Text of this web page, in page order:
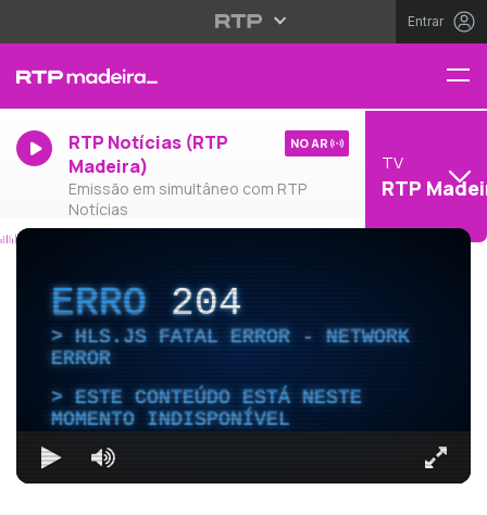
Entrar
RTP Notícias (RTP
Madeira)
Emissão em simultâneo com RTP
Notícias
NO AR
TV
RTP
ERRO204
HLS.JS FATAL ERROR - NETWORK
ERROR
ESTE CONTEÚDO ESTÁ NESTE
MOMENTO INDISPONÍVEL